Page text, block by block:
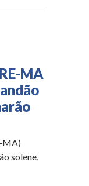
MA
MA)
solene,